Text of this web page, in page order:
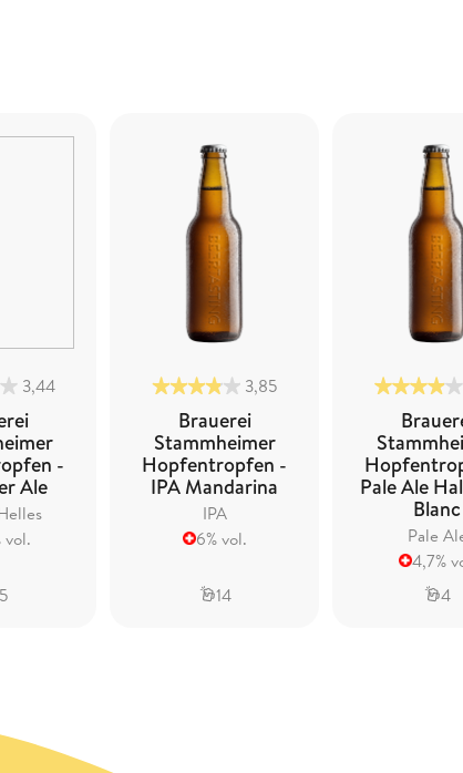
3,44
-
Ale
vol.
3,85
Brauerei
Stammheimer
Hopfentropfen -
IPA Mandarina
IPA
6% vol.
14
Pale Ale
Blanc
Pale
4,7%
4